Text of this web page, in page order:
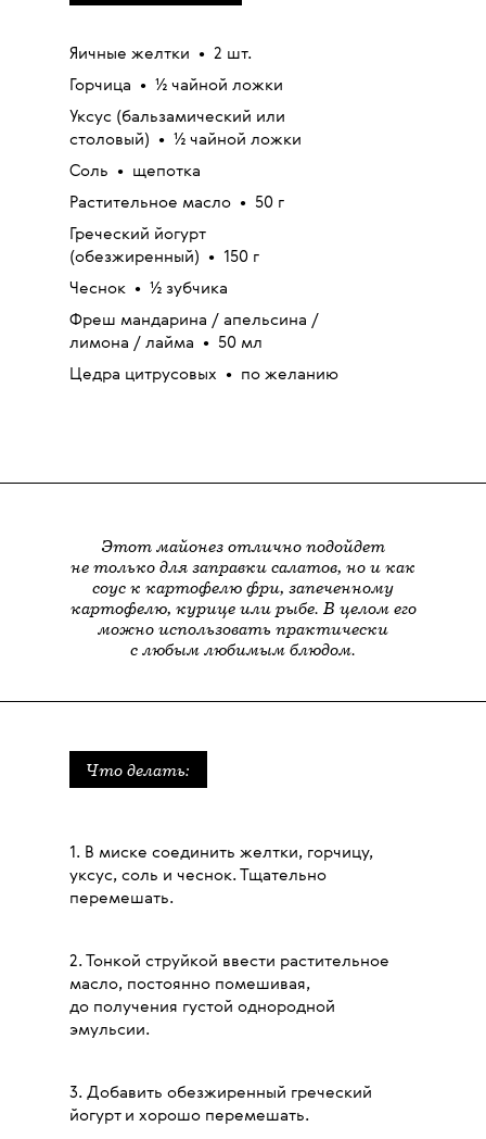
Яичные желтки •
2 шт.
Горчица
• ½ чайной ложки
Уксус (бальзамический или
столовый)
• ½ чайной ложки
Соль
•
щепотка
Растительное масло •
50 г
Греческий йогурт
(обезжиренный)
•
150 г
Чеснок • ½ зубчика
Фреш мандарина / апельсина /
лимона / лайма
•
50 мл
Цедра цитрусовых
• по желанию
Этот майонез отлично подойдет
не только для заправки салатов, но и как
соус к картофелю фри, запеченному
картофелю, курице или рыбе. В целом его
можно использовать практически
с любым любимым блюдом.
Что делать:
1. В миске соединить желтки, горчицу,
уксус, соль и чеснок. Тщательно
перемешать.
2. Тонкой струйкой ввести растительное
масло, постоянно помешивая,
до получения густой однородной
эмульсии.
3. Добавить обезжиренный греческий
йогурт и хорошо перемешать.